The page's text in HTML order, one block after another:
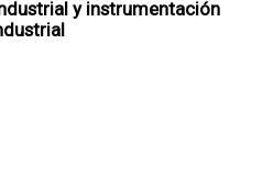
y instrumentación